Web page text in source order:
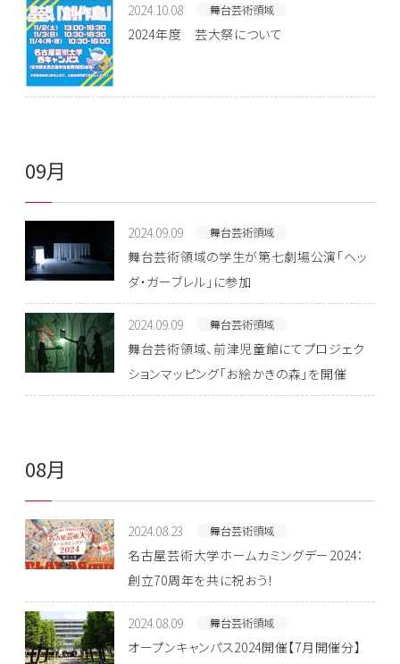
2024.10.08 舞台芸術領域
2024年度 芸大祭について
09月
2024.09.09 舞台芸術領域
舞台芸術領域の学生が第七劇場公演「ヘッ
ダ・ガーブレル」に参加
2024.09.09 舞台芸術領域
舞台芸術領域、前津児童館にてプロジェク
ションマッピング「お絵かきの森」を開催
08月
2024.08.23 舞台芸術領域
名古屋芸術大学ホームカミングデー2024：
創立70周年を共に祝おう！
2024.08.09 舞台芸術領域
オープンキャンパス2024開催【7月開催分】